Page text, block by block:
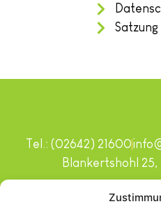
Satzung
Copyright © 2024.
Tel.: (02642) 21600
Blankertshohl